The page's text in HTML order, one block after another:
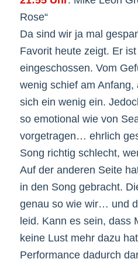
Rose“
Da sind wir ja mal
Favorit heute zeigt. Er
eingeschossen. Vom
wenig schief am
sich ein wenig ein.
so emotional wie von
vorgetragen… ehrlich
Song richtig schlecht,
Auf der anderen Seite
in den Song gebracht.
genau so wie wir… und
leid. Kann es sein, dass
keine Lust mehr dazu
Performance dadurch